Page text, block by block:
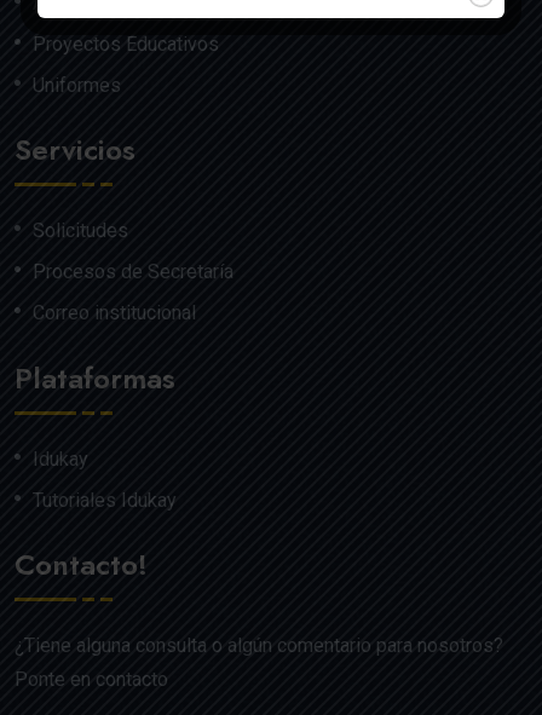
Proyectos Educativos
Uniformes
Servicios
Solicitudes
Procesos de Secretaría
Correo institucional
Plataformas
Idukay
Tutoriales Idukay
Contacto!
¿Tiene alguna consulta o algún comentario para nosotros?
Ponte en contacto